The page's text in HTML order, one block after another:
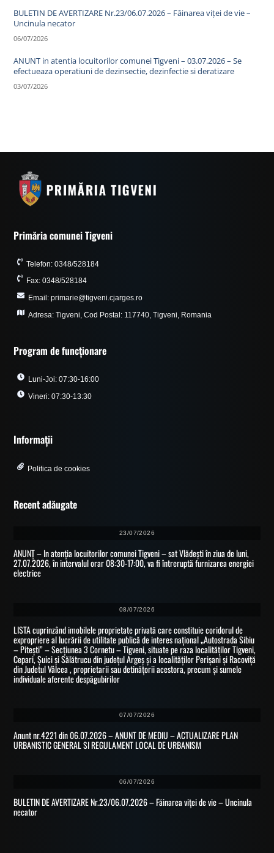
BULETIN DE AVERTIZARE Nr.23/06.07.2026 – Făinarea viței de vie –
Uncinula necator
06/07/2026
ANUNT in atentia locuitorilor comunei Tigveni – 03.07.2026 – Se
efectueaza operatiuni de dezinsectie, dezinfectie si deratizare
03/07/2026
Primăria comunei Tigveni
Telefon: 0348/528184
Fax: 0348/528184
Email: primarie@tigveni.cjarges.ro
Adresa: Tigveni, Cod Postal: 117740, Tigveni, Romania
Program de funcționare
Luni-Joi: 07:30-16:00
Vineri: 07:30-13:30
Informații
Politica de cookies
Recent adăugate
23/07/2026
ANUNȚ – In atenția locuitorilor comunei Tigveni – sat Vlădești în ziua de luni,
27.07.2026, în intervalul orar 08:30-17:00, va fi întreruptă furnizarea energiei
electrice
08/07/2026
LISTA cuprinzând imobilele proprietate privată care constituie coridorul de
expropriere al lucrării de utilitate publică de interes național „Autostrada Sibiu
– Pitești” – Secțiunea 3 Cornetu – Tigveni, situate pe raza localităților Tigveni,
Cepari, Șuici și Sălătrucu din județul Argeș și a localităților Perișani și Racoviță
din Judetul Vâlcea , proprietarii sau detinățorii acestora, precum și sumele
individuale aferente despăgubirilor
07/07/2026
Anunt nr.4221 din 06.07.2026 – ANUNT DE MEDIU – ACTUALIZARE PLAN
URBANISTIC GENERAL SI REGULAMENT LOCAL DE URBANISM
06/07/2026
BULETIN DE AVERTIZARE Nr.23/06.07.2026 – Făinarea viței de vie – Uncinula
necator